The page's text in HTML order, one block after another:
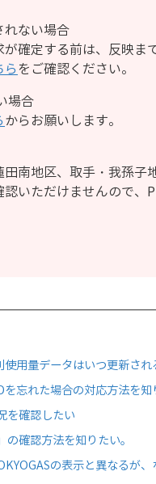
ない場合
確定する前は、反映ま
らをご確認ください。
場合
からお願いします。
南地区、取手・我孫
いただけませんので、
使用量データはいつ更新さ
忘れた場合の対応方法を知
を確認したい
確認方法を知りたい。
の表示と異なるが、